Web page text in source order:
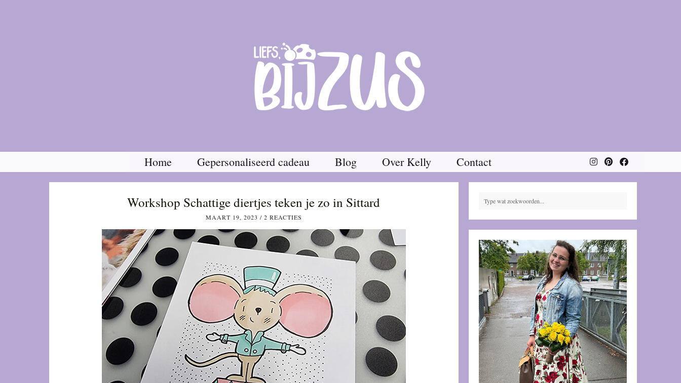
Home Gepersonaliseerd cadeau Blog Over Kelly Contact
Workshop Schattige diertjes teken je zo in Sittard
MAART 19, 2023 / 2 REACTIES